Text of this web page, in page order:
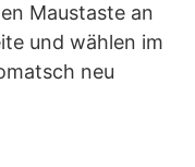
Maustaste an
und wählen im
neu